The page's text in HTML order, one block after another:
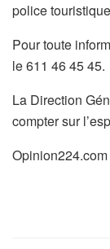
police
Pour toute
le 611 46 45 45.
La Direction
compter sur
Opinion224.com